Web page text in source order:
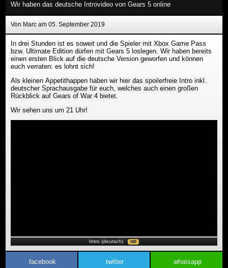
Wir haben das deutsche Introvideo von Gears 5 online
Von Marc am 05. September 2019
In drei Stunden ist es soweit und die Spieler mit Xbox Game Pass
bzw. Ultimate Edition dürfen mit Gears 5 loslegen. Wir haben bereits
einen ersten Blick auf die deutsche Version geworfen und können
euch verraten: es lohnt sich!
Als kleinen Appetithappen haben wir hier das spoilerfreie Intro inkl.
deutscher Sprachausgabe für euch, welches auch einen großen
Rückblick auf Gears of War 4 bietet.
Wir sehen uns um 21 Uhr!
Intro (deutsch) HD
facebook twitter whatsapp